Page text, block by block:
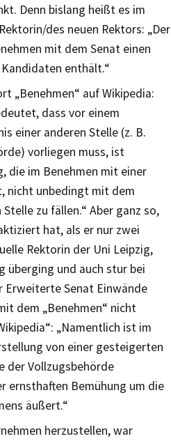
Denn bislang heißt es im
des neuen Rektors: „Der
mit dem Senat einen
enthält.“
„Benehmen“ auf Wikipedia:
dass vor einem
einer anderen Stelle (z. B.
vorliegen muss, ist
die im Benehmen mit einer
nicht unbedingt mit dem
zu fällen.“ Aber ganz so,
hat, als er nur zwei
Rektorin der Uni Leipzig,
überging und auch stur bei
Erweiterte Senat Einwände
dem „Benehmen“ nicht
„Namentlich ist im
von einer gesteigerten
der Vollzugsbehörde
ernsthaften Bemühung um die
äußert.“
herzustellen, war